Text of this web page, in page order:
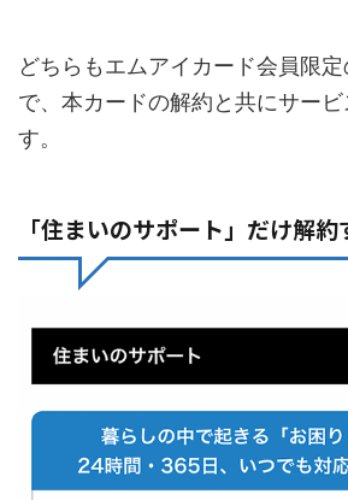
どちらもエムアイカード会員限
で、本カードの解約と共にサー
す。
「住まいのサポート」だけ解約